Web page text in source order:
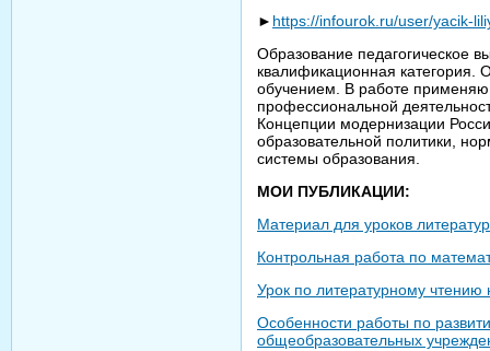
► https://infourok.ru/user/yacik-
Образование педагогическое
квалификационная категория.
обучением. В работе
профессиональной
Концепции модернизации
образовательной политики,
системы образования.
МОИ ПУБЛИКАЦИИ:
Материал для уроков
Контрольная работа по
Урок по литературному
Особенности работы по
общеобразовательных